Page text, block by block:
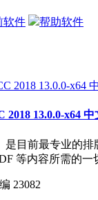
软件
帮助软件
2018 13.0.0-x64 中
是目前最专业的
等内容所需的一
23082